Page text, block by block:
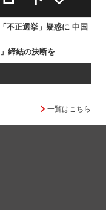
不正選挙」疑惑に 中国
締結の決断を
一覧はこちら